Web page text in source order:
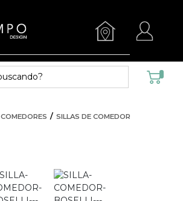
COMEDORES SILLAS DE COMEDOR